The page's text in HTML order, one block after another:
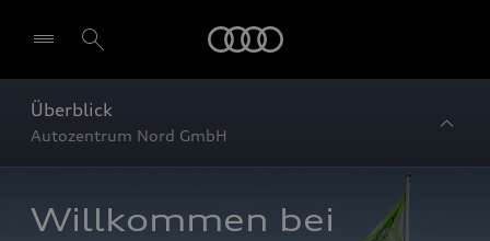
Überblick
Autozentrum Nord GmbH
Willkommen bei